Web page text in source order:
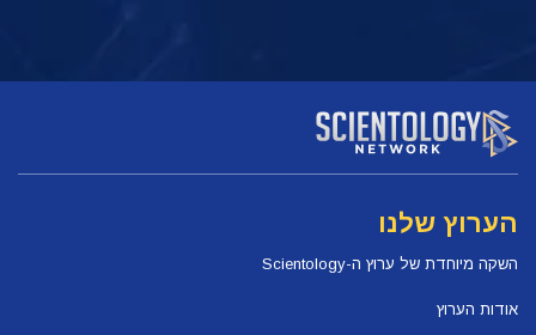
הערוץ שלנו
השקה מיוחדת של ערוץ ה-Scientology
אודות הערוץ